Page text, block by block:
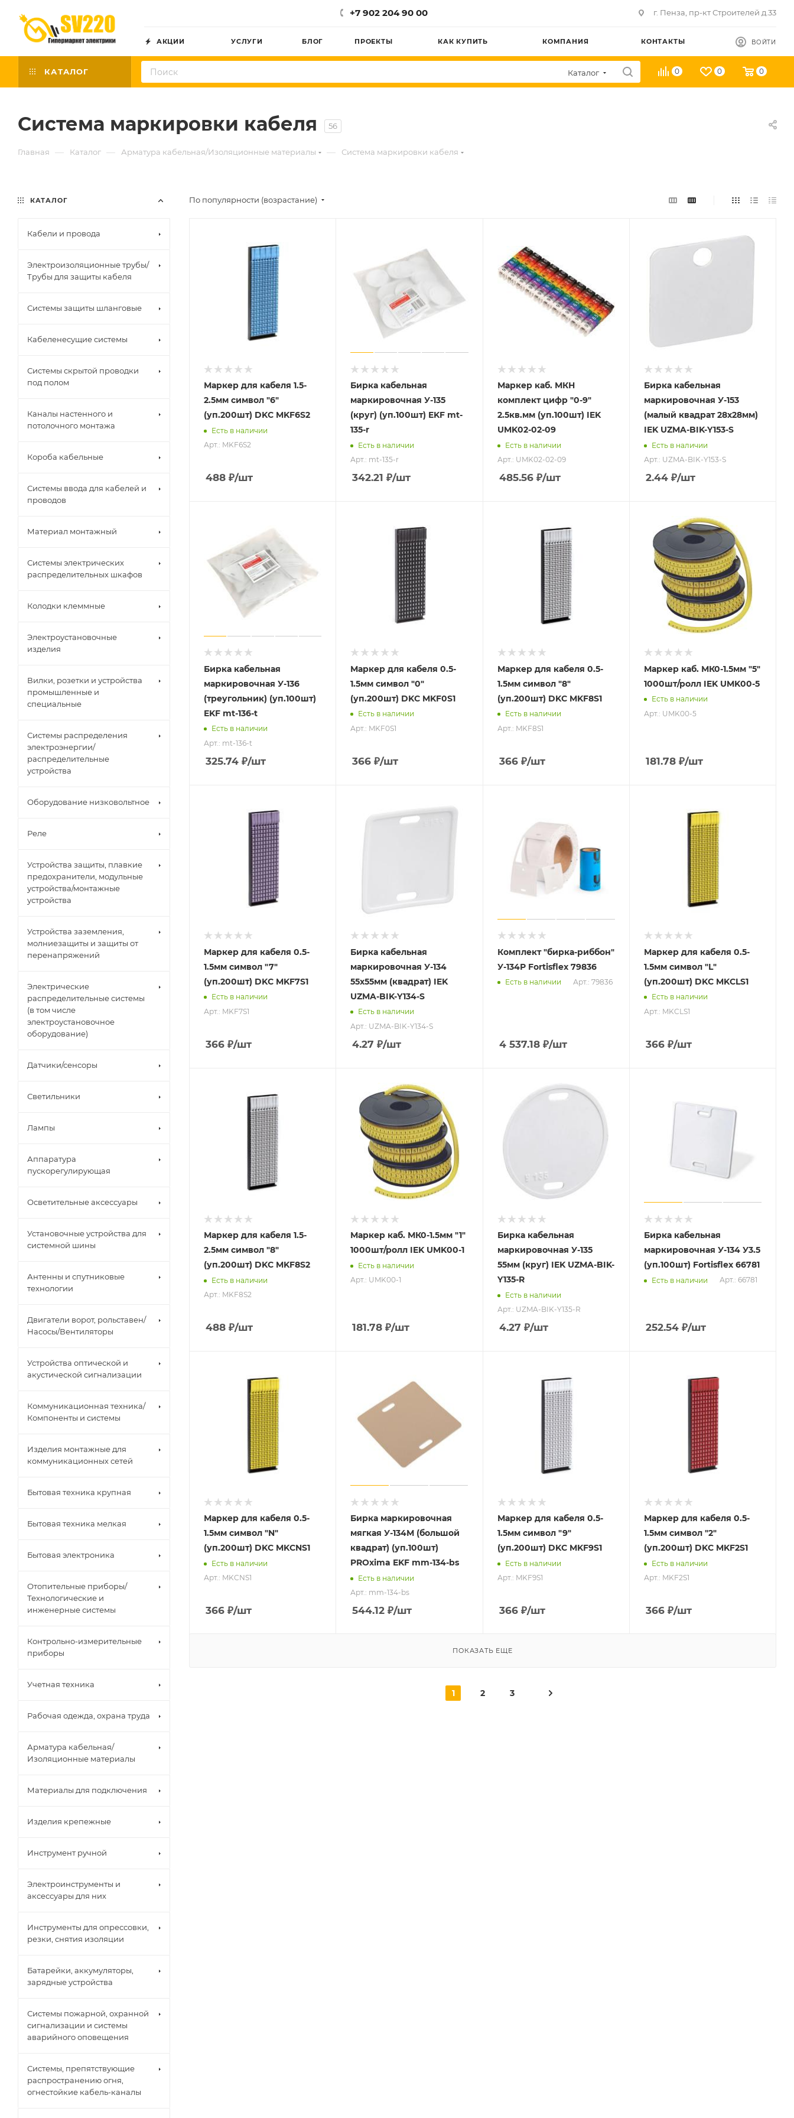
+7 902 204 90 00 г. Пенза, пр-кт Строителей д.33
АКЦИИ УСЛУГИ БЛОГ ПРОЕКТЫ КАК КУПИТЬ КОМПАНИЯ КОНТАКТЫ ВОЙТИ
КАТАЛОГ Каталог 0 0 0
Система маркировки кабеля 56
Главная — Каталог — Арматура кабельная/Изоляционные материалы — Система маркировки кабеля
По популярности (возрастание)
Маркер для кабеля 1.5-
2.5мм символ "6"
(уп.200шт) DKC MKF6S2
Есть в наличии
Арт.: MKF6S2
488 ₽/шт
Бирка кабельная
маркировочная У-135
(круг) (уп.100шт) EKF mt-
135-r
Есть в наличии
Арт.: mt-135-r
342.21 ₽/шт
Маркер каб. МКН
комплект цифр "0-9"
2.5кв.мм (уп.100шт) IEK
UMK02-02-09
Есть в наличии
Арт.: UMK02-02-09
485.56₽/шт
Бирка кабельная
маркировочная У-153
(малый квадрат 28х28мм)
IEK UZMA-BIK-Y153-S
Есть в наличии
Арт.: UZMA-BIK-Y153-S
2.44₽/шт
Бирка кабельная
маркировочная У-136
(треугольник) (уп.100шт)
EKF mt-136-t
Есть в наличии
Арт.: mt-136-t
325.74 ₽/шт
Маркер для кабеля 0.5-
1.5мм символ "0"
(уп.200шт) DKC MKF0S1
Есть в наличии
Арт.: MKF0S1
366 ₽/шт
Маркер для кабеля 0.5-
1.5мм символ "8"
(уп.200шт) DKC MKF8S1
Есть в наличии
Арт.: MKF8S1
366₽/шт
Маркер каб. МК0-1.5мм "5"
1000шт/ролл IEK UMK00-5
Есть в наличии
Арт.: UMK00-5
181.78₽/шт
Маркер для кабеля 0.5-
1.5мм символ "7"
(уп.200шт) DKC MKF7S1
Есть в наличии
Арт.: MKF7S1
366 ₽/шт
Бирка кабельная
маркировочная У-134
55х55мм (квадрат) IEK
UZMA-BIK-Y134-S
Есть в наличии
Арт.: UZMA-BIK-Y134-S
4.27 ₽/шт
Комплект "бирка-риббон"
У-134Р Fortisflex 79836
Есть в наличии Арт.: 79836
4 537.18₽/шт
Маркер для кабеля 0.5-
1.5мм символ "L"
(уп.200шт) DKC MKCLS1
Есть в наличии
Арт.: MKCLS1
366₽/шт
Маркер для кабеля 1.5-
2.5мм символ "8"
(уп.200шт) DKC MKF8S2
Есть в наличии
Арт.: MKF8S2
488 ₽/шт
Маркер каб. МК0-1.5мм "1"
1000шт/ролл IEK UMK00-1
Есть в наличии
Арт.: UMK00-1
181.78 ₽/шт
Бирка кабельная
маркировочная У-135
55мм (круг) IEK UZMA-BIK-
Y135-R
Есть в наличии
Арт.: UZMA-BIK-Y135-R
4.27 ₽/шт
Бирка кабельная
маркировочная У-134 У3.5
(уп.100шт) Fortisflex 66781
Есть в наличии Арт.: 66781
252.54₽/шт
Маркер для кабеля 0.5-
1.5мм символ "N"
(уп.200шт) DKC MKCNS1
Есть в наличии
Арт.: MKCNS1
366 ₽/шт
Бирка маркировочная
мягкая У-134М (большой
квадрат) (уп.100шт)
PROxima EKF mm-134-bs
Есть в наличии
Арт.: mm-134-bs
544.12 ₽/шт
Маркер для кабеля 0.5-
1.5мм символ "9"
(уп.200шт) DKC MKF9S1
Есть в наличии
Арт.: MKF9S1
366₽/шт
Маркер для кабеля 0.5-
1.5мм символ "2"
(уп.200шт) DKC MKF2S1
Есть в наличии
Арт.: MKF2S1
366₽/шт
ПОКАЗАТЬ ЕЩЕ
1 2 3
КАТАЛОГ
Кабели и провода
Электроизоляционные трубы/
Трубы для защиты кабеля
Системы защиты шланговые
Кабеленесущие системы
Системы скрытой проводки
под полом
Каналы настенного и
потолочного монтажа
Короба кабельные
Системы ввода для кабелей и
проводов
Материал монтажный
Системы электрических
распределительных шкафов
Колодки клеммные
Электроустановочные
изделия
Вилки, розетки и устройства
промышленные и
специальные
Системы распределения
электроэнергии/
распределительные
устройства
Оборудование низковольтное
Реле
Устройства защиты, плавкие
предохранители, модульные
устройства/монтажные
устройства
Устройства заземления,
молниезащиты и защиты от
перенапряжений
Электрические
распределительные системы
(в том числе
электроустановочное
оборудование)
Датчики/сенсоры
Светильники
Лампы
Аппаратура
пускорегулирующая
Осветительные аксессуары
Установочные устройства для
системной шины
Антенны и спутниковые
технологии
Двигатели ворот, рольставен/
Насосы/Вентиляторы
Устройства оптической и
акустической сигнализации
Коммуникационная техника/
Компоненты и системы
Изделия монтажные для
коммуникационных сетей
Бытовая техника крупная
Бытовая техника мелкая
Бытовая электроника
Отопительные приборы/
Технологические и
инженерные системы
Контрольно-измерительные
приборы
Учетная техника
Рабочая одежда, охрана труда
Арматура кабельная/
Изоляционные материалы
Материалы для подключения
Изделия крепежные
Инструмент ручной
Электроинструменты и
аксессуары для них
Инструменты для опрессовки,
резки, снятия изоляции
Батарейки, аккумуляторы,
зарядные устройства
Системы пожарной, охранной
сигнализации и системы
аварийного оповещения
Системы, препятствующие
распространению огня,
огнестойкие кабель-каналы